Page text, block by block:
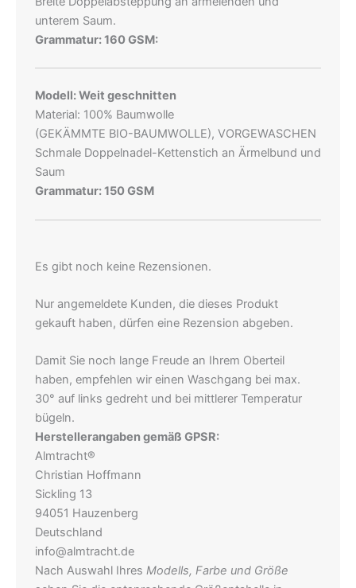
unterem Saum.
Grammatur: 160 GSM:
Modell: Weit geschnitten
Material: 100% Baumwolle
(GEKÄMMTE BIO-BAUMWOLLE), VORGEWASCHEN
Schmale Doppelnadel-Kettenstich an Ärmelbund und
Saum
Grammatur: 150 GSM
Es gibt noch keine Rezensionen.
Nur angemeldete Kunden, die dieses Produkt
gekauft haben, dürfen eine Rezension abgeben.
Damit Sie noch lange Freude an Ihrem Oberteil
haben, empfehlen wir einen Waschgang bei max.
30° auf links gedreht und bei mittlerer Temperatur
bügeln.
Herstellerangaben gemäß GPSR:
Almtracht®
Christian Hoffmann
Sickling 13
94051 Hauzenberg
Deutschland
info@almtracht.de
Nach Auswahl Ihres Modells, Farbe und Größe